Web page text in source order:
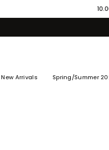
New Arrivals Spring/Summer